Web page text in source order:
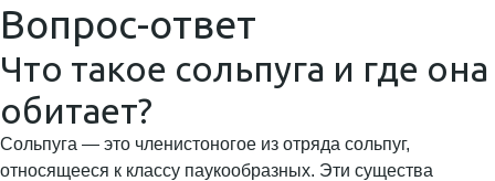
Вопрос-ответ
Что такое сольпуга и где она
обитает?
Сольпуга — это членистоногое из отряда сольпуг,
относящееся к классу паукообразных. Эти существа